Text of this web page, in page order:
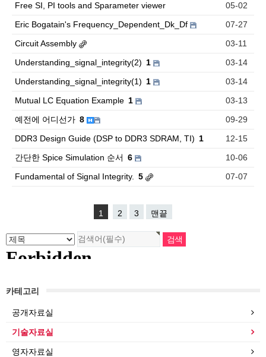
Free SI, PI tools and Sparameter viewer
05-02
Eric Bogatain's Frequency_Dependent_Dk_Df
07-27
Circuit Assembly
03-11
Understanding_signal_integrity(2) 1
03-14
Understanding_signal_integrity(1) 1
03-14
Mutual LC Equation Example 1
03-13
예전에 어디선가 8
09-29
DDR3 Design Guide (DSP to DDR3 SDRAM, TI) 1
12-15
간단한 Spice Simulation 순서 6
10-06
Fundamental of Signal Integrity.
5 07-07
1 2 3 맨끝
카테고리
공개자료실
기술자료실
영자자료실